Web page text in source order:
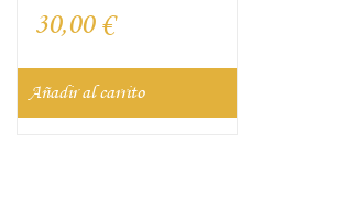
30,00 €
Añadir al carrito